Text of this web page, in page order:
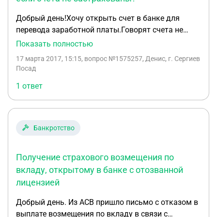
Добрый день!Хочу открыть счет в банке для
перевода заработной платы.Говорят счета не
застрахованы,как вклады,но говорят при
клиенту.Меня берет сомнение.Как они могут быть
застрахованы?
Показать полностью
17 марта 2017, 15:15, вопрос №1575257, Денис, г. Сергиев
Посад
1 ответ
Банкротство
Получение страхового возмещения по
вкладу, открытому в банке с отозванной
лицензией
Добрый день. Из АСВ пришло письмо с отказом в
выплате возмещения по вкладу в связи с